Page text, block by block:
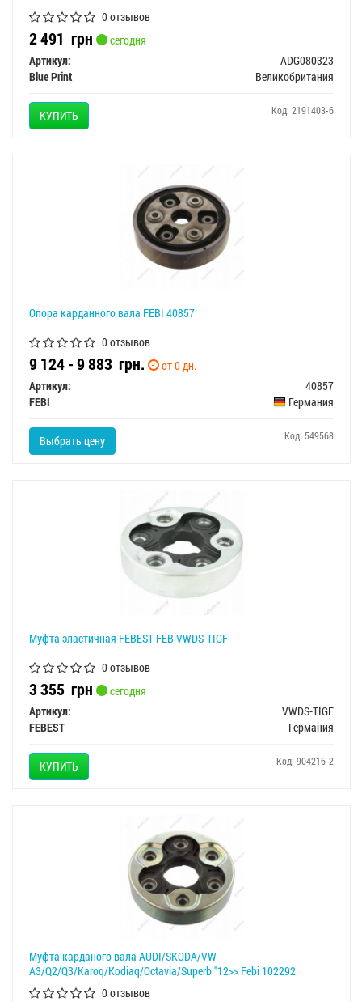
0 отзывов
2 491 грн
сегодня
Артикул:
ADG080323
Blue Print
Великобритания
КУПИТЬ Код: 2191403-6
Опора карданного вала FEBI 40857
0 отзывов
9 124 - 9 883 грн.
от 0 дн.
Артикул:
40857
FEBI
Германия
Выбрать цену Код: 549568
Муфта эластичная FEBEST FEB VWDS-TIGF
0 отзывов
3 355 грн
сегодня
Артикул:
VWDS-TIGF
FEBEST
Германия
КУПИТЬ Код: 904216-2
Муфта карданого вала AUDI/SKODA/VW
A3/Q2/Q3/Karoq/Kodiaq/Octavia/Superb "12>> Febi 102292
0 отзывов